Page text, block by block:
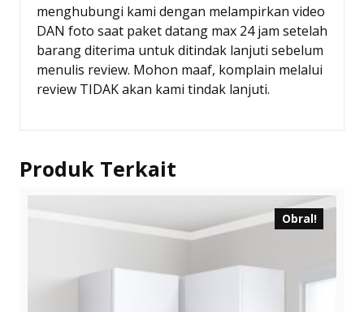
menghubungi kami dengan melampirkan video
DAN foto saat paket datang max 24 jam setelah
barang diterima untuk ditindak lanjuti sebelum
menulis review. Mohon maaf, komplain melalui
review TIDAK akan kami tindak lanjuti.
Produk Terkait
Obral!